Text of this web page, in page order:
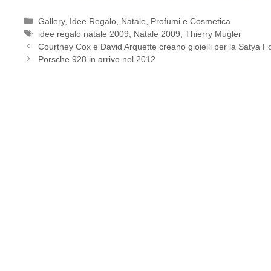
Categorie
Gallery, Idee Regalo Natale
Profumi e Cosmetica
Tag
idee regalo natale 2009 Natale 2009 ,Thierry Mugler
Courtney Cox e David Arquette creano gioielli per la Satya
Porsche 928 in arrivo nel 2012